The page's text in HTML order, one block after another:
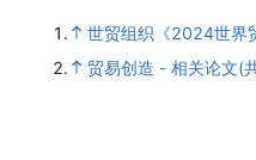
1.
世贸组织《2024世界
2.
贸易创造 - 相关论文(